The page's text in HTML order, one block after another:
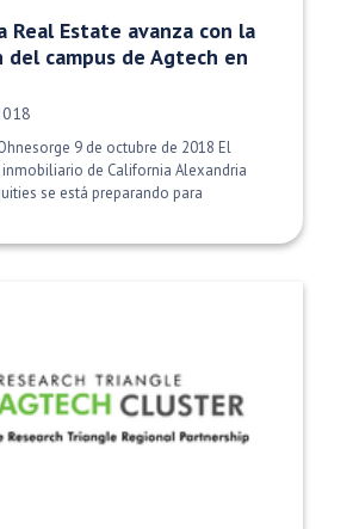
Real Estate avanza con la
del campus de Agtech en
9 de octubre de 2018 El
de California Alexandria
se está preparando para